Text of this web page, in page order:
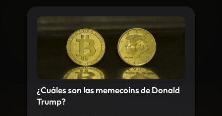
¿Cuáles son las memecoins de Donald
Trump?